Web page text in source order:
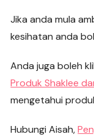
Jika anda mula
kesihatan anda
Anda juga boleh
Produk Shaklee
mengetahui
Hubungi Aisah,